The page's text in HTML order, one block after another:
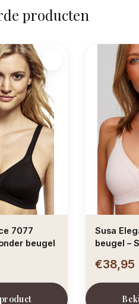
producten
7077
beugel
Susa
beugel –
€38,95